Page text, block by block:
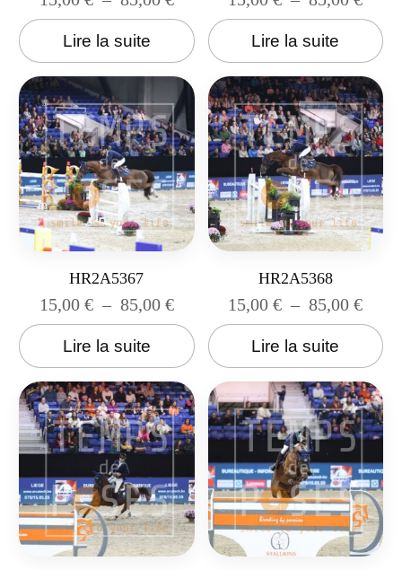
Lire la suite Lire la suite
HR2A5367
15,00 € – 85,00 €
Lire la suite
HR2A5368
15,00€ – 85,00€
Lire la suite